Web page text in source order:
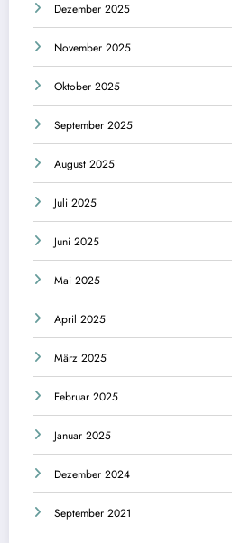
Dezember 2025
November 2025
Oktober 2025
September 2025
August 2025
Juli 2025
Juni 2025
Mai 2025
April 2025
März 2025
Februar 2025
Januar 2025
Dezember 2024
September 2021